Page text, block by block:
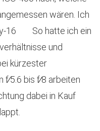
wären. Ich
16
So hatte ich ein
und
kürzester
bis f∕8 arbeiten
dabei in Kauf